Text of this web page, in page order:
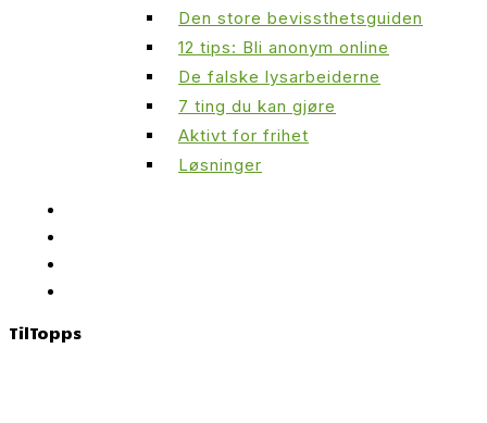
Den store bevissthetsguiden
12 tips: Bli anonym online
De falske lysarbeiderne
7 ting du kan gjøre
Aktivt for frihet
Løsninger
TilTopps